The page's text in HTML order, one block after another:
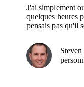
J'ai simplement
quelques heures
pensais pas qu'il